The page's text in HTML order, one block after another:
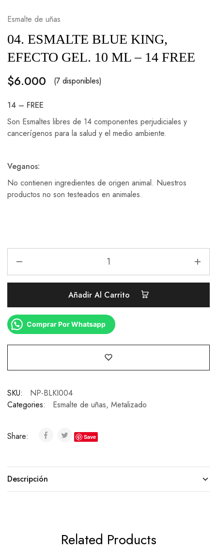
Esmalte de uñas
04. ESMALTE BLUE KING,
EFECTO GEL. 10 ML – 14 FREE
$6.000 (7 disponibles)
14 – FREE
Son Esmaltes libres de 14 componentes perjudiciales y
cancerígenos para la salud y el medio ambiente.
Veganos:
No contienen ingredientes de origen animal. Nuestros
productos no son testeados en animales.
Añadir Al Carrito
Comprar Por Whatsapp
SKU:
NP-BLKI004
Categories:
Esmalte de uñas, Metalizado
Share: Save
Descripción
Related Products